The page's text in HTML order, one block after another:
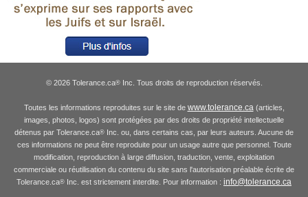
© 2026 Tolerance.ca®Inc. Tous droits de reproduction réservés.
Toutes les informations reproduites sur le site de www.tolerance.ca (articles,
images, photos, logos) sont protégées par des droits de propriété intellectuelle
détenus par Tolerance.ca® Inc. ou, dans certains cas, par leurs auteurs. Aucune de
ces informations ne peut être reproduite pour un usage autre que personnel. Toute
modification, reproduction à large diffusion, traduction, vente, exploitation
commerciale ou réutilisation du contenu du site sans l'autorisation préalable écrite de
Tolerance.ca® Inc. est strictement interdite. Pour information : info@tolerance.ca